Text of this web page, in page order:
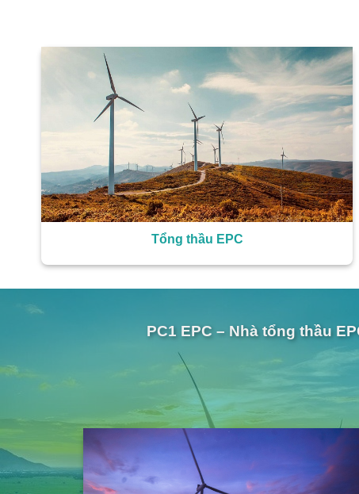
Tổng thầu EPC
PC1 EPC – Nhà tổng thầu